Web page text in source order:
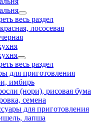
весь раздел
лососевая
весь раздел
для приготовления
имбирь
(нори), рисовая
семена
для приготовления
лапша